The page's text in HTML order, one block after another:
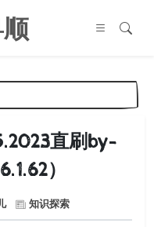
直刷by-
）
知识探索